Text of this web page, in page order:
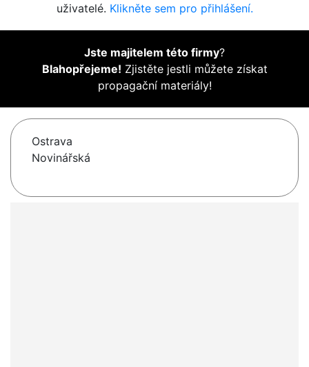
uživatelé. Klikněte sem pro přihlášení.
Jste majitelem této firmy?
Blahopřejeme! Zjistěte jestli můžete získat
propagační materiály!
Ostrava
Novinářská